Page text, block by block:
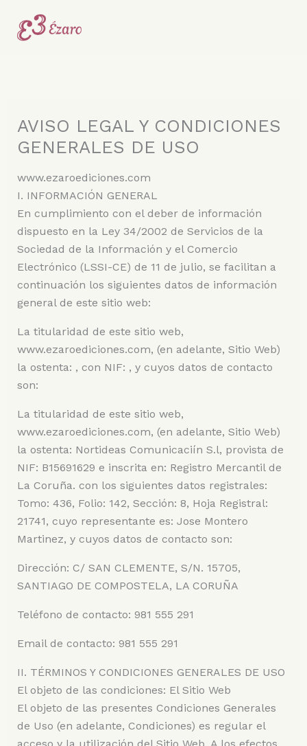
contenido
AVISO LEGAL Y CONDICIONES
GENERALES DE USO
www.ezaroediciones.com
I. INFORMACIÓN GENERAL
En cumplimiento con el deber de información
dispuesto en la Ley 34/2002 de Servicios de la
Sociedad de la Información y el Comercio
Electrónico (LSSI-CE) de 11 de julio, se facilitan a
continuación los siguientes datos de información
general de este sitio web:
La titularidad de este sitio web,
www.ezaroediciones.com, (en adelante, Sitio Web)
la ostenta: , con NIF: , y cuyos datos de contacto
son:
La titularidad de este sitio web,
www.ezaroediciones.com, (en adelante, Sitio Web)
la ostenta: Nortideas Comunicaciín S.l, provista de
NIF: B15691629 e inscrita en: Registro Mercantil de
La Coruña. con los siguientes datos registrales:
Tomo: 436, Folio: 142, Sección: 8, Hoja Registral:
21741, cuyo representante es: Jose Montero
Martinez, y cuyos datos de contacto son:
Dirección: C/ SAN CLEMENTE, S/N. 15705,
SANTIAGO DE COMPOSTELA, LA CORUÑA
Teléfono de contacto: 981 555 291
Email de contacto: 981 555 291
II. TÉRMINOS Y CONDICIONES GENERALES DE USO
El objeto de las condiciones: El Sitio Web
El objeto de las presentes Condiciones Generales
de Uso (en adelante, Condiciones) es regular el